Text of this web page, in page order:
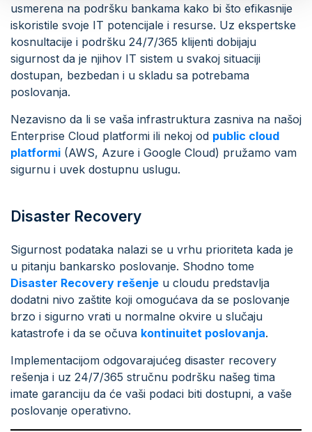
usmerena na podršku bankama kako bi što efikasnije
iskoristile svoje IT potencijale i resurse. Uz ekspertske
kosnultacije i podršku 24/7/365 klijenti dobijaju
sigurnost da je njihov IT sistem u svakoj situaciji
dostupan, bezbedan i u skladu sa potrebama
poslovanja.
Nezavisno da li se vaša infrastruktura zasniva na našoj
Enterprise Cloud platformi ili nekoj od public cloud
platformi (AWS, Azure i Google Cloud) pružamo vam
sigurnu i uvek dostupnu uslugu.
Disaster Recovery
Sigurnost podataka nalazi se u vrhu prioriteta kada je
u pitanju bankarsko poslovanje. Shodno tome
Disaster Recovery rešenje u cloudu predstavlja
dodatni nivo zaštite koji omogućava da se poslovanje
brzo i sigurno vrati u normalne okvire u slučaju
katastrofe i da se očuva kontinuitet poslovanja.
Implementacijom odgovarajućeg disaster recovery
rešenja i uz 24/7/365 stručnu podršku našeg tima
imate garanciju da će vaši podaci biti dostupni, a vaše
poslovanje operativno.